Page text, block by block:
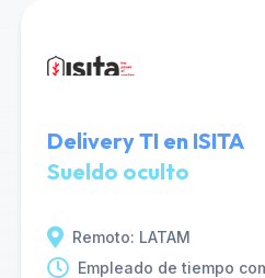
Delivery TI en ISITA
Sueldo oculto
Remoto: LATAM
Empleado de tiempo